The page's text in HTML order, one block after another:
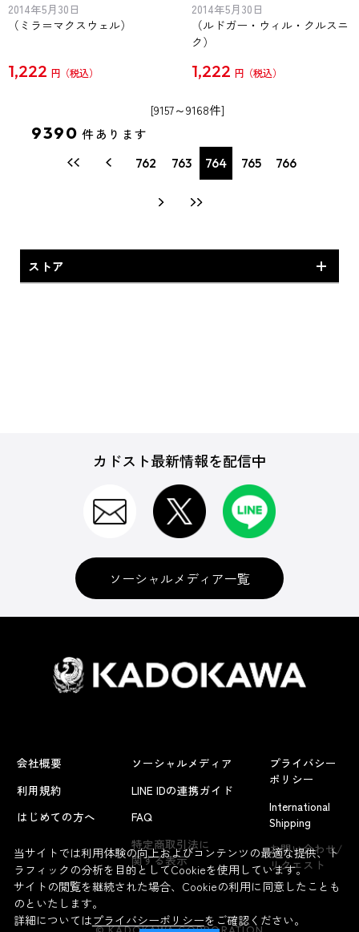
2014年5月30日
（ミラ＝マクスウェル）
1,222 円
2014年5月30日
（ルドガー・ウィル・クルスニ
ク）
1,222 円
[9157～9168件]
9390 件あります
762 763 764 765 766
ストア
グッズ
ゲームソフト
雑誌・書籍
アニメ
タイトル
カドスト最新情報を配信中
ソーシャルメディア一覧
会社概要
利用規約
はじめての方へ
ソーシャルメディア
LINE IDの連携ガイド
FAQ
特定商取引法に
関する表示
プライバシー
ポリシー
International
Shipping
お問い合わせ/
リクエスト
当サイトでは利用体験の向上およびコンテンツの最適な提供、ト
ラフィックの分析を目的としてCookieを使用しています。
サイトの閲覧を継続された場合、Cookieの利用に同意したことも
のといたします。
詳細についてはプライバシーポリシーをご確認ください。